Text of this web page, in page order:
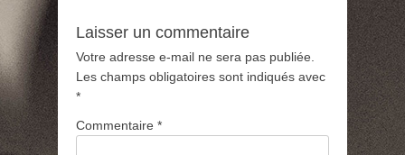
Laisser un commentaire
Votre adresse e-mail ne sera pas publiée.
Les champs obligatoires sont indiqués avec
*
Commentaire *